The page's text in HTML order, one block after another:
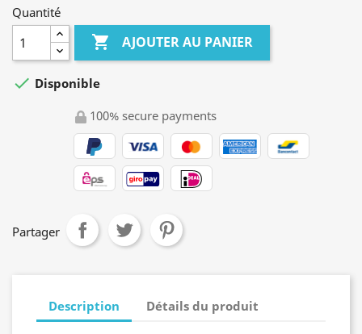
Quantité
 AJOUTER AU PANIER
 Disponible
100% secure payments
Partager
Description Détails du produit